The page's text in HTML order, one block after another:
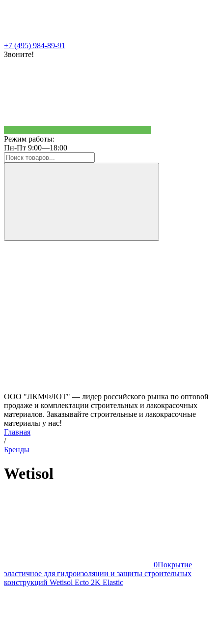
+7 (495) 984-89-91
Звоните!
Режим работы:
Пн-Пт 9:00—18:00
ООО "ЛКМФЛОТ" — лидер российского рынка по оптовой
продаже и комплектации строительных и лакокрасочных
материалов. Заказывайте строительные и лакокрасочные
материалы у нас!
Главная
/
Бренды
Wetisol
0Покрытие
эластичное для гидроизоляции и защиты строительных
конструкций Wetisol Ecto 2K Elastic